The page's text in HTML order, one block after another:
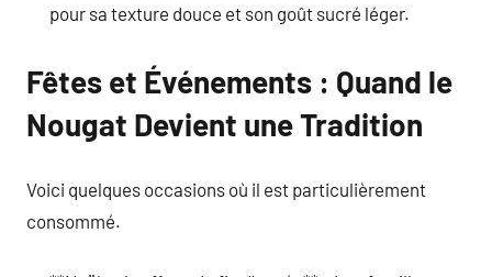
pour sa texture douce et son goût sucré léger.
Fêtes et Événements : Quand le
Nougat Devient une Tradition
Voici quelques occasions où il est particulièrement
consommé.